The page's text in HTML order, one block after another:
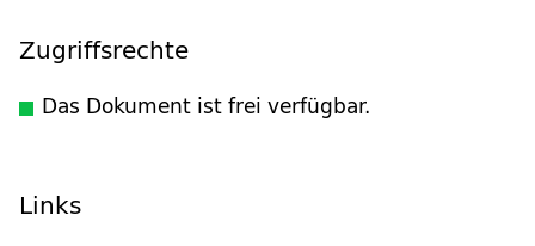
Zugriffsrechte
Das Dokument ist frei verfügbar.
Links